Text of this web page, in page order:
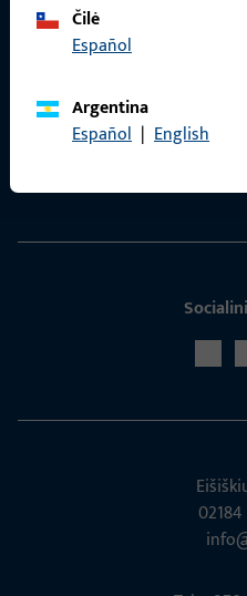
Čilė
Español
Argentina
Español | English